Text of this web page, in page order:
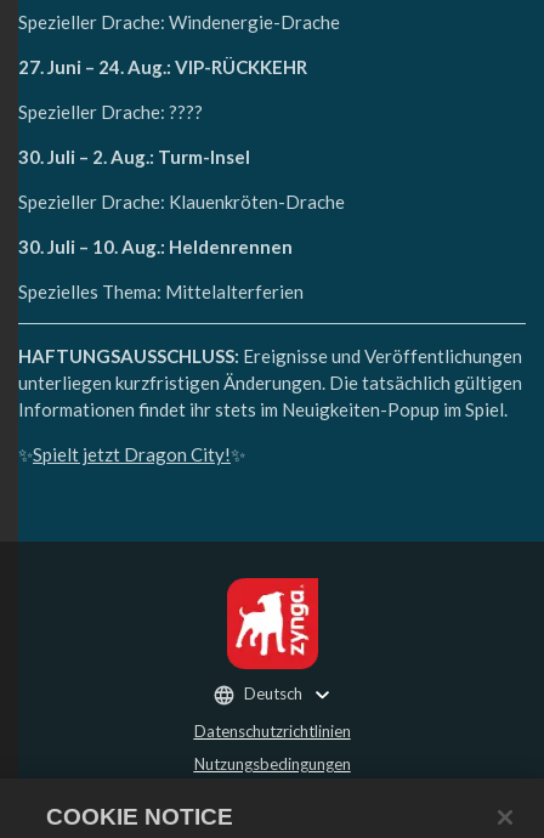
Spezieller Drache: Windenergie-Drache
27. Juni – 24. Aug.: VIP-RÜCKKEHR
Spezieller Drache: ????
30. Juli – 2. Aug.: Turm-Insel
Spezieller Drache: Klauenkröten-Drache
30. Juli – 10. Aug.: Heldenrennen
Spezielles Thema: Mittelalterferien
HAFTUNGSAUSSCHLUSS: Ereignisse und Veröffentlichungen
unterliegen kurzfristigen Änderungen. Die tatsächlich gültigen
Informationen findet ihr stets im Neuigkeiten-Popup im Spiel.
✨Spielt jetzt Dragon City!✨
Datenschutzrichtlinien
Nutzungsbedingungen
Rückerstattungsrichtlinie
Deutsch
COOKIE NOTICE